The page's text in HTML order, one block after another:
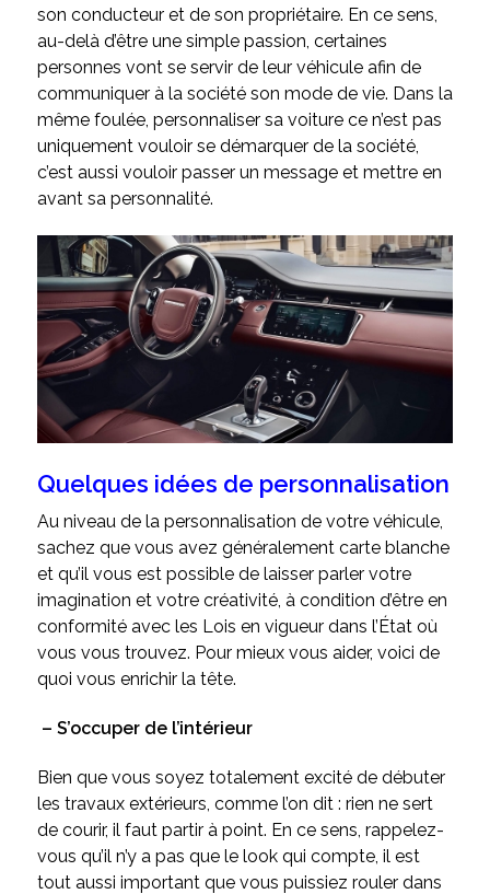
son conducteur et de son propriétaire. En ce sens,
au-delà d’être une simple passion, certaines
personnes vont se servir de leur véhicule afin de
communiquer à la société son mode de vie. Dans la
même foulée, personnaliser sa voiture ce n’est pas
uniquement vouloir se démarquer de la société,
c’est aussi vouloir passer un message et mettre en
avant sa personnalité.
Quelques idées de personnalisation
Au niveau de la personnalisation de votre véhicule,
sachez que vous avez généralement carte blanche
et qu’il vous est possible de laisser parler votre
imagination et votre créativité, à condition d’être en
conformité avec les Lois en vigueur dans l’État où
vous vous trouvez. Pour mieux vous aider, voici de
quoi vous enrichir la tête.
– S’occuper de l’intérieur
Bien que vous soyez totalement excité de débuter
les travaux extérieurs, comme l’on dit : rien ne sert
de courir, il faut partir à point. En ce sens, rappelez-
vous qu’il n’y a pas que le look qui compte, il est
tout aussi important que vous puissiez rouler dans